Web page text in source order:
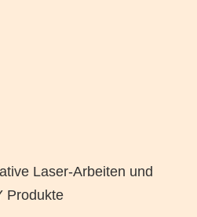
Laser-Arbeiten und
Produkte